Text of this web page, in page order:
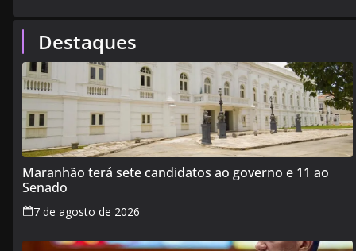
Destaques
Maranhão terá sete candidatos ao governo e 11 ao
Senado
7 de agosto de 2026